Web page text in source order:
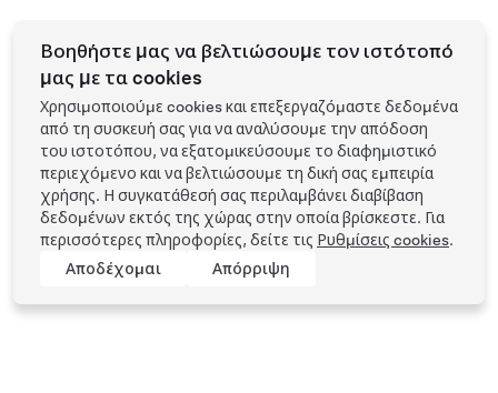
Βοηθήστε μας να βελτιώσουμε τον ιστότοπό
μας με τα cookies
Χρησιμοποιούμε cookies και επεξεργαζόμαστε δεδομένα
από τη συσκευή σας για να αναλύσουμε την απόδοση
του ιστοτόπου, να εξατομικεύσουμε το διαφημιστικό
περιεχόμενο και να βελτιώσουμε τη δική σας εμπειρία
χρήσης. Η συγκατάθεσή σας περιλαμβάνει διαβίβαση
δεδομένων εκτός της χώρας στην οποία βρίσκεστε. Για
περισσότερες πληροφορίες, δείτε τις Ρυθμίσεις cookies.
Αποδέχομαι
Απόρριψη